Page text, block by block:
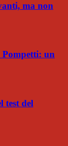
ma non
un
test del